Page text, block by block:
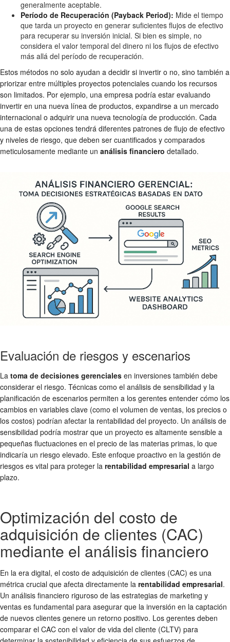
generalmente aceptable.
Período de Recuperación (Payback Period): Mide el tiempo
que tarda un proyecto en generar suficientes flujos de efectivo
para recuperar su inversión inicial. Si bien es simple, no
considera el valor temporal del dinero ni los flujos de efectivo
más allá del período de recuperación.
Estos métodos no solo ayudan a decidir si invertir o no, sino también a
priorizar entre múltiples proyectos potenciales cuando los recursos
son limitados. Por ejemplo, una empresa podría estar evaluando
invertir en una nueva línea de productos, expandirse a un mercado
internacional o adquirir una nueva tecnología de producción. Cada
una de estas opciones tendrá diferentes patrones de flujo de efectivo
y niveles de riesgo, que deben ser cuantificados y comparados
meticulosamente mediante un análisis financiero detallado.
Evaluación de riesgos y escenarios
La toma de decisiones gerenciales en inversiones también debe
considerar el riesgo. Técnicas como el análisis de sensibilidad y la
planificación de escenarios permiten a los gerentes entender cómo los
cambios en variables clave (como el volumen de ventas, los precios o
los costos) podrían afectar la rentabilidad del proyecto. Un análisis de
sensibilidad podría mostrar que un proyecto es altamente sensible a
pequeñas fluctuaciones en el precio de las materias primas, lo que
indicaría un riesgo elevado. Este enfoque proactivo en la gestión de
riesgos es vital para proteger la rentabilidad empresarial a largo
plazo.
Optimización del costo de
adquisición de clientes (CAC)
mediante el análisis financiero
En la era digital, el costo de adquisición de clientes (CAC) es una
métrica crucial que afecta directamente la rentabilidad empresarial.
Un análisis financiero riguroso de las estrategias de marketing y
ventas es fundamental para asegurar que la inversión en la captación
de nuevos clientes genere un retorno positivo. Los gerentes deben
comparar el CAC con el valor de vida del cliente (CLTV) para